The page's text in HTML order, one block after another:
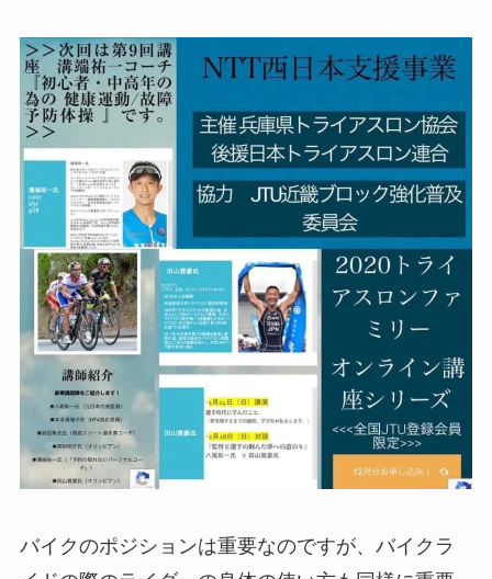
バイクのポジションは重要なのですが、バイクラ